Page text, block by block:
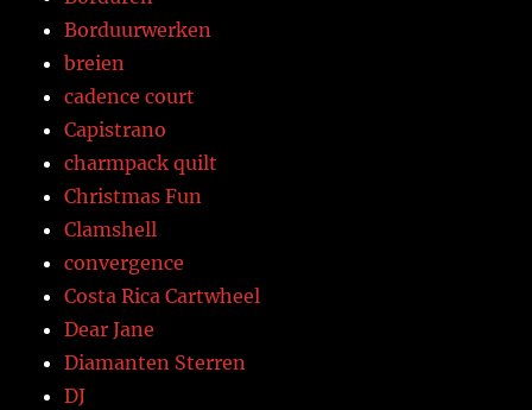
Borduurwerken
breien
cadence court
Capistrano
charmpack quilt
Christmas Fun
Clamshell
convergence
Costa Rica Cartwheel
Dear Jane
Diamanten Sterren
DJ